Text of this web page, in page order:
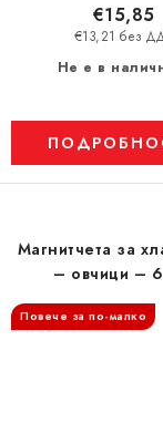
Не е в
€13,21 без
€15,85
Магнитчета за
– овчици –
Повече за по-малко